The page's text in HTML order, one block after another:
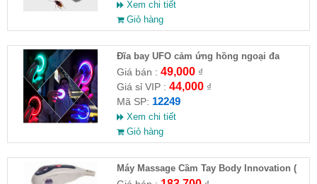
Xem chi tiết
Giỏ hàng
Đĩa bay UFO cảm ứng hồng ngoại đa
chiều tự động bay về
Giá bán : 49,000₫
Giá sỉ VIP : 44,000₫
Mã SP: 12249
Xem chi tiết
Giỏ hàng
Máy Massage Cầm Tay Body Innovation (